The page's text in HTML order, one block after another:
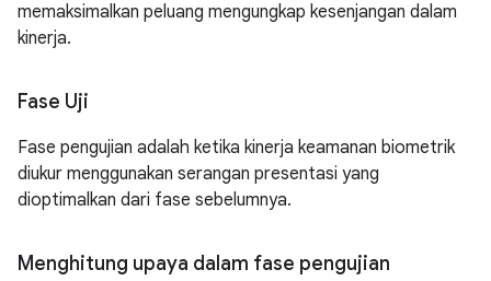
memaksimalkan peluang mengungkap kesenjangan dalam
kinerja.
Fase Uji
Fase pengujian adalah ketika kinerja keamanan biometrik
diukur menggunakan serangan presentasi yang
dioptimalkan dari fase sebelumnya.
Menghitung upaya dalam fase pengujian